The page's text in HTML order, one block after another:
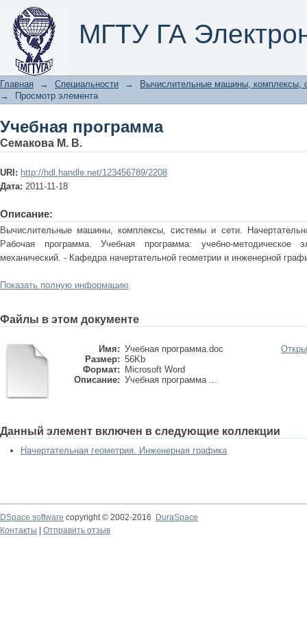
МГТУ ГА
Учебная программа
Главная → Специальности →
Вычислительные машины, комплексы,
→
Просмотр элемента
Учебная программа
Семакова М. В.
URI: http://hdl.handle.net/123456789/2208
Дата: 2011-11-18
Описание:
Вычислительные машины, комплексы, системы и сети.
Рабочая программа. Учебная программа: учебно-методическое
механический. - Кафедра начертательной геометрии и инженерной
Показать полную информацию
Файлы в этом документе
Имя: Учебная программа.doc
Размер: 56Kb
Формат:
Microsoft Word
Описание: Учебная программа ...
Данный элемент включен в следующие коллекции
Начертательная геометрия. Инженерная графика
DSpace software copyright © 2002-2016
DuraSpace
Контакты
Отправить отзыв